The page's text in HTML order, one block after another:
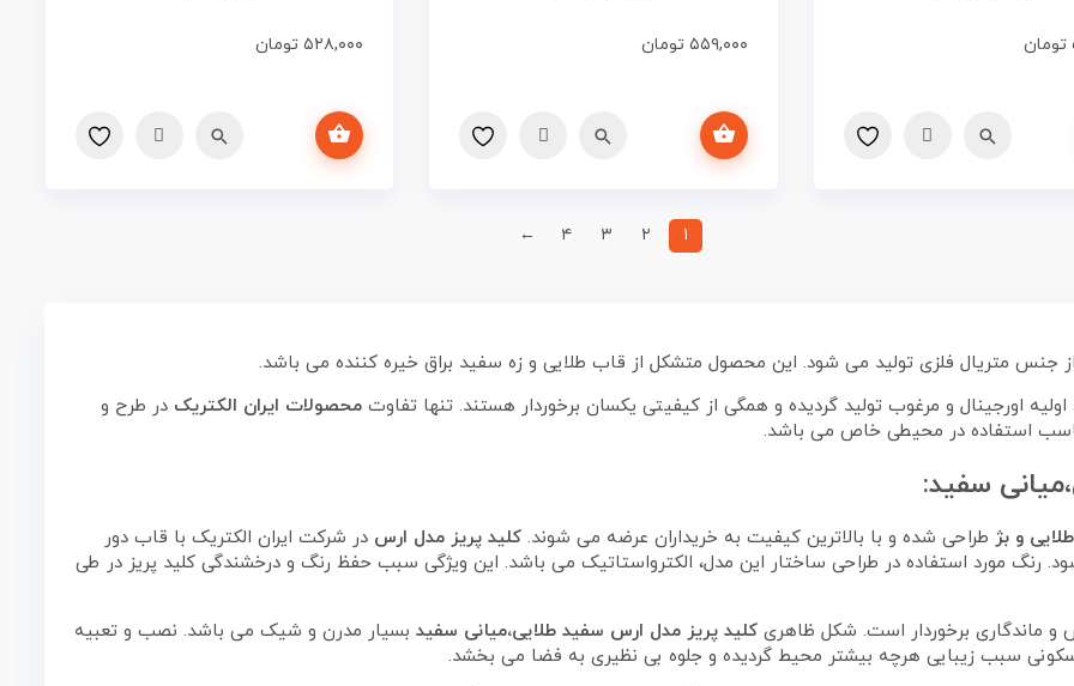
تومان ۵۵۹,۰۰۰ تومان
افزودن به سبد خرید
۵۲۸,۰۰۰ تومان
افزودن به سبد خرید
۱ ۲ ۳ ۴ ←
جنس متریال فلزی تولید می شود. این محصول متشکل از قاب طلایی و زه سفید براق خیره کننده می باشد.
اولیه اورجینال و مرغوب تولید گردیده و همگی از کیفیتی یکسان برخوردار هستند. تنها تفاوت محصولات ایران الکتریک در طرح و
استفاده در محیطی خاص می باشد.
سفید:
و بژ طراحی شده و با بالاترین کیفیت به خریداران عرضه می شوند. کلید پریز مدل ارس در شرکت ایران الکتریک با قاب دور
رنگ مورد استفاده در طراحی ساختار این مدل، الکترواستاتیک می باشد. این ویژگی سبب حفظ رنگ و درخشندگی کلید پریز در طی
و ماندگاری برخوردار است. شکل ظاهری کلید پریز مدل ارس سفید طلایی،میانی سفید بسیار مدرن و شیک می باشد. نصب و تعبیه
سبب زیبایی هرچه بیشتر محیط گردیده و جلوه بی نظیری به فضا می بخشد.